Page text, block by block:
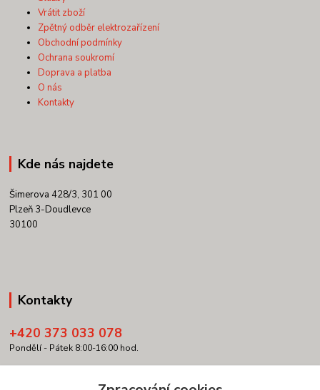
Vrátit zboží
Zpětný odběr elektrozařízení
Obchodní podmínky
Ochrana soukromí
Doprava a platba
O nás
Kontakty
Kde nás najdete
Šimerova 428/3, 301 00
Plzeň 3-Doudlevce
30100
Kontakty
+420 373 033 078
Pondělí - Pátek 8:00-16:00 hod.